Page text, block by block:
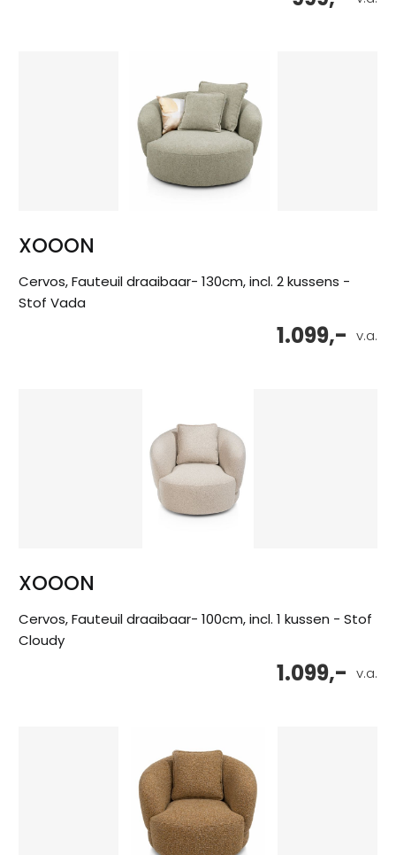
XOOON
Cervos, Fauteuil draaibaar- 130cm, incl. 2 kussens -
Stof Vada
v.a.
1.099,-
XOOON
Cervos, Fauteuil draaibaar- 100cm, incl. 1 kussen - Stof
Cloudy
v.a.
1.099,-